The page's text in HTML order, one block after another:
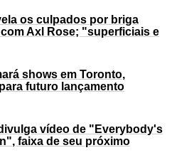
os culpados por briga
Axl Rose; "superficiais e
shows em Toronto,
futuro lançamento
vídeo de "Everybody's
faixa de seu próximo